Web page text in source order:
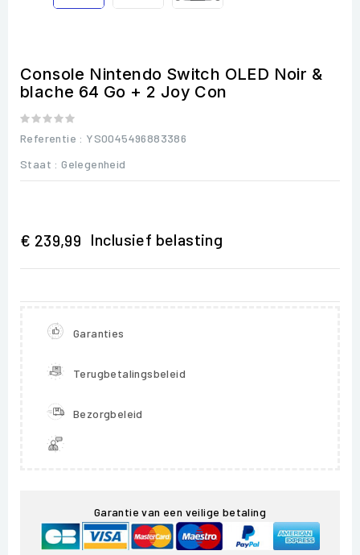
Console Nintendo Switch OLED Noir &
blache 64 Go + 2 Joy Con
Referentie : YS0045496883386
Staat : Gelegenheid
€ 239,99 Inclusief belasting
Garanties
Terugbetalingsbeleid
Bezorgbeleid
Garantie van een veilige betaling